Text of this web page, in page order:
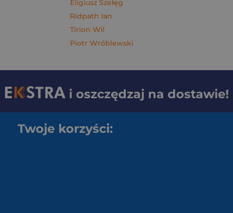
Eligiusz Szełęg
Ridpath Ian
Tirion Wil
Piotr Wróblewski
i oszczędzaj na dostawie!
Twoje korzyści: